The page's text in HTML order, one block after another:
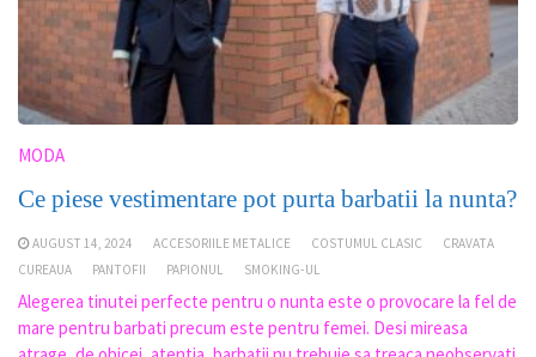
MODA
Ce piese vestimentare pot purta barbatii la nunta?
AUGUST 14, 2024 ACCESORIILE METALICE COSTUMUL CLASIC
CRAVATA
CUREAUA
PANTOFII PAPIONUL SMOKING-UL
Alegerea tinutei perfecte pentru o nunta este o provocare la fel de
mare pentru barbati precum este pentru femei. Desi mireasa